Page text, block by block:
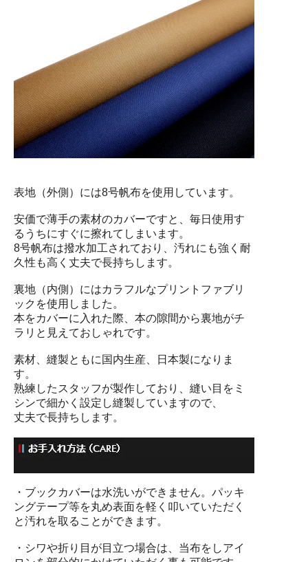
表地（外側）には8号帆布を使用しています。
安価で薄手の素材のカバーですと、毎日使用す
るうちにすぐに擦れてしまいます。
8号帆布は撥水加工されており、汚れにも強く耐
久性も高く丈夫で長持ちします。
裏地（内側）にはカラフルなプリントファブリ
ックを使用しました。
本をカバーに入れた際、本の隙間から裏地がチ
ラリと見えておしゃれです。
素材、縫製ともに国内生産、日本製になりま
す。
熟練したスタッフが製作しており、縫い目をミ
シンで細かく設定し縫製していますので、
丈夫で長持ちします。
・ブックカバーは水洗いができません。パッキ
ングテープ等を丸め表面を軽く叩いていただく
と汚れを取ることができます。
・シワや折り目が目立つ場合は、当布をしアイ